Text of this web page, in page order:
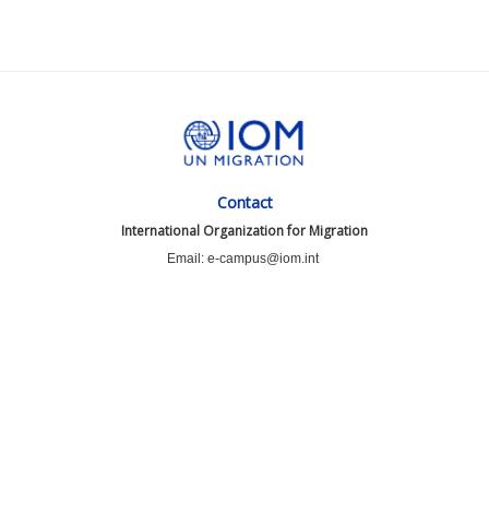
Contact
International Organization for Migration
Email: e-campus@iom.int